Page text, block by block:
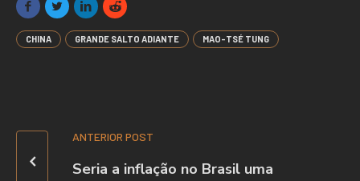
CHINA GRANDE SALTO ADIANTE MAO-TSÉ TUNG
ANTERIOR POST
Seria a inflação no Brasil uma